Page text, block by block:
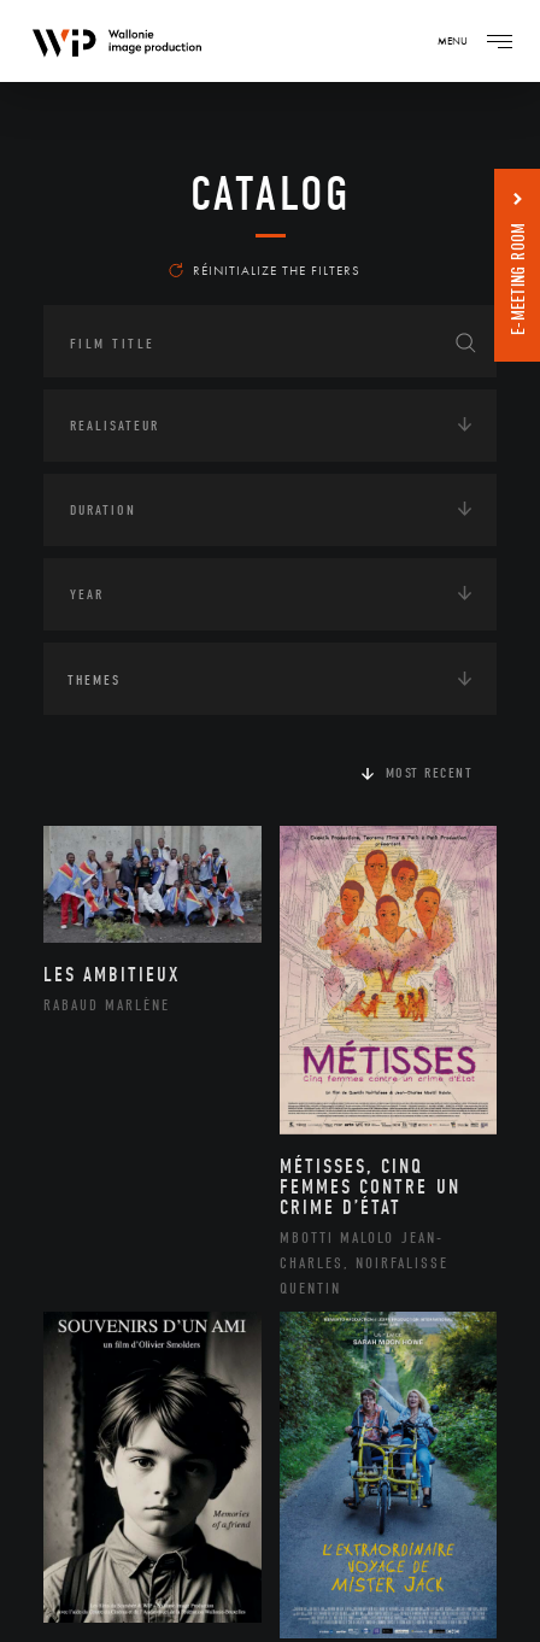
MENU
CATALOG
RÉINITIALIZE THE FILTERS
THEMES
MOST RECENT
LES AMBITIEUX
RABAUD MARLÈNE
MÉTISSES, CINQ
FEMMES CONTRE UN
CRIME D’ÉTAT
MBOTTI MALOLO JEAN-
CHARLES, NOIRFALISSE
QUENTIN
E-MEETING ROOM